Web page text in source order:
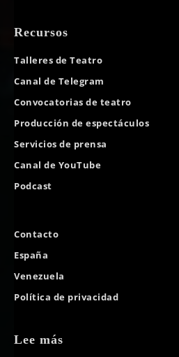
Recursos
Talleres de Teatro
Canal de Telegram
Convocatorias de teatro
Producción de espectáculos
Servicios de prensa
Canal de YouTube
Podcast
Contacto
España
Venezuela
Política de privacidad
Lee más